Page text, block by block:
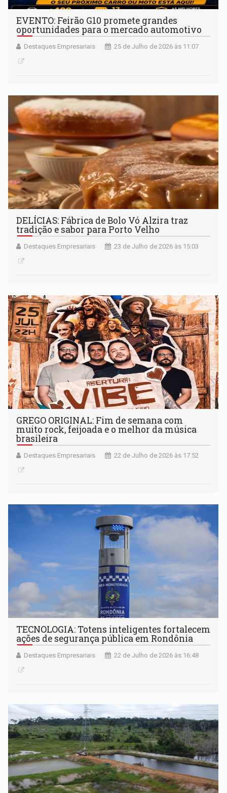
EVENTO: Feirão G10 promete grandes
oportunidades para o mercado automotivo
Destaques Empresariais 25 de Julho de 2026 às 11:07
DELÍCIAS: Fábrica de Bolo Vó Alzira traz
tradição e sabor para Porto Velho
Destaques Empresariais 23 de Julho de 2026 às 15:03
GREGO ORIGINAL: Fim de semana com
muito rock, feijoada e o melhor da música
brasileira
Destaques Empresariais 22 de Julho de 2026 às 17:52
TECNOLOGIA: Totens inteligentes fortalecem
ações de segurança pública em Rondônia
Destaques Empresariais 22 de Julho de 2026 às 16:48